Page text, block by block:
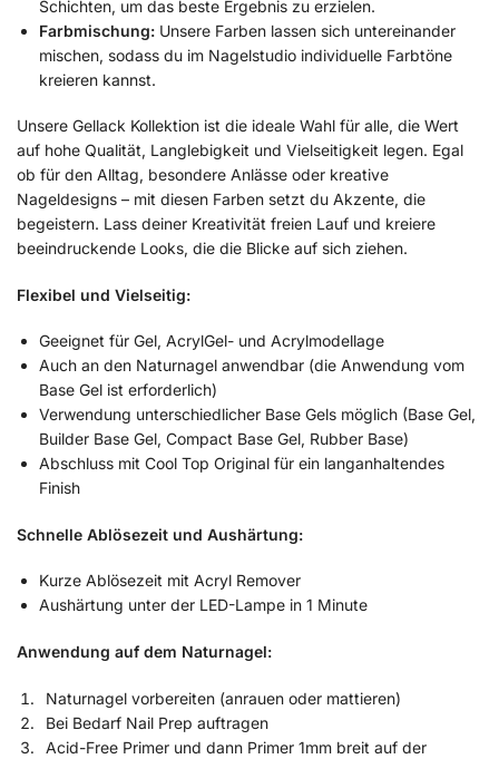
Schichten, um das beste Ergebnis zu erzielen.
Farbmischung: Unsere Farben lassen sich untereinander
mischen, sodass du im Nagelstudio individuelle Farbtöne
kreieren kannst.
Unsere Gellack Kollektion ist die ideale Wahl für alle, die Wert
auf hohe Qualität, Langlebigkeit und Vielseitigkeit legen. Egal
ob für den Alltag, besondere Anlässe oder kreative
Nageldesigns – mit diesen Farben setzt du Akzente, die
begeistern. Lass deiner Kreativität freien Lauf und kreiere
beeindruckende Looks, die die Blicke auf sich ziehen.
Flexibel und Vielseitig:
Geeignet für Gel, AcrylGel- und Acrylmodellage
Auch an den Naturnagel anwendbar (die Anwendung vom
Base Gel ist erforderlich)
Verwendung unterschiedlicher Base Gels möglich (Base Gel,
Builder Base Gel, Compact Base Gel, Rubber Base)
Abschluss mit Cool Top Original für ein langanhaltendes
Finish
Schnelle Ablösezeit und Aushärtung:
Kurze Ablösezeit mit Acryl Remover
Aushärtung unter der LED-Lampe in 1 Minute
Anwendung auf dem Naturnagel:
Naturnagel vorbereiten (anrauen oder mattieren)
Bei Bedarf Nail Prep auftragen
Acid-Free Primer und dann Primer 1mm breit auf der